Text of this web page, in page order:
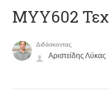
ΜΥΥ602
Διδάσκοντας
Αριστείδης Λύκας